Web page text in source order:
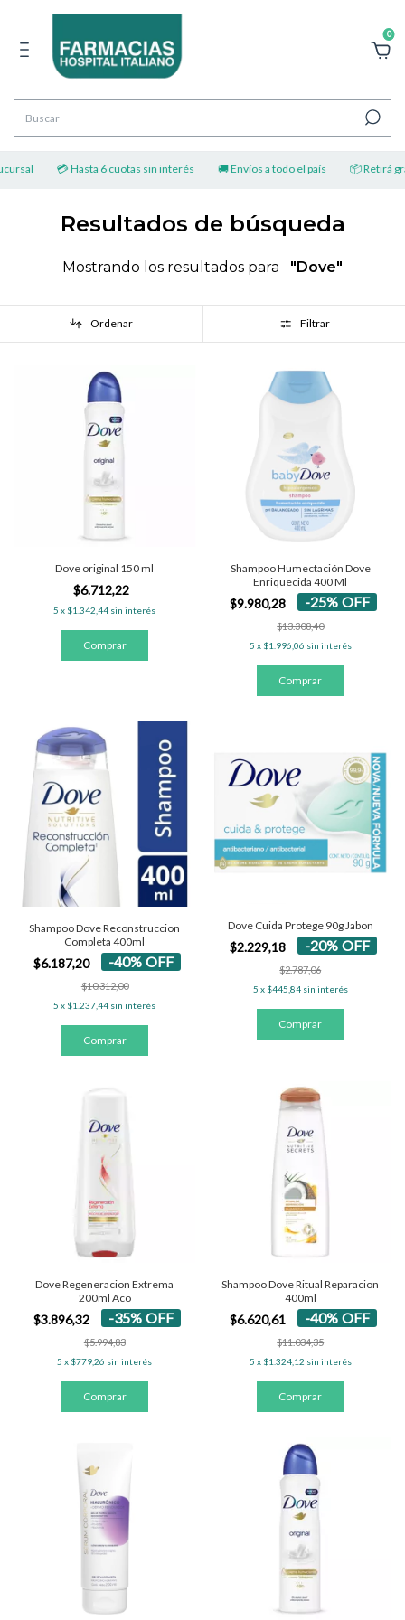
0
💳 Hasta 6 cuotas sin interés 🚚 Envíos a todo el país 📦 Retirá
Resultados de búsqueda
Mostrando los resultados para "Dove"
Ordenar Filtrar
Dove original 150 ml
$6.712,22
5 x $1.342,44 sin interés
Shampoo Humectación Dove
Enriquecida 400 Ml
$9.980,28 -25% OFF
$13.308,40
5 x $1.996,06 sin interés
Shampoo Dove Reconstruccion
Completa 400ml
$6.187,20 -40%OFF
$10.312,00
5 x $1.237,44 sin interés
Dove Cuida Protege 90g Jabon
$2.229,18 -20% OFF
$2.787,06
5 x $445,84 sin interés
Dove Regeneracion Extrema
200ml Aco
$3.896,32 -35%OFF
$5.994,83
5 x $779,26 sin interés
Shampoo Dove Ritual Reparacion
400ml
$6.620,61 -40% OFF
$11.034,35
5 x $1.324,12 sin interés